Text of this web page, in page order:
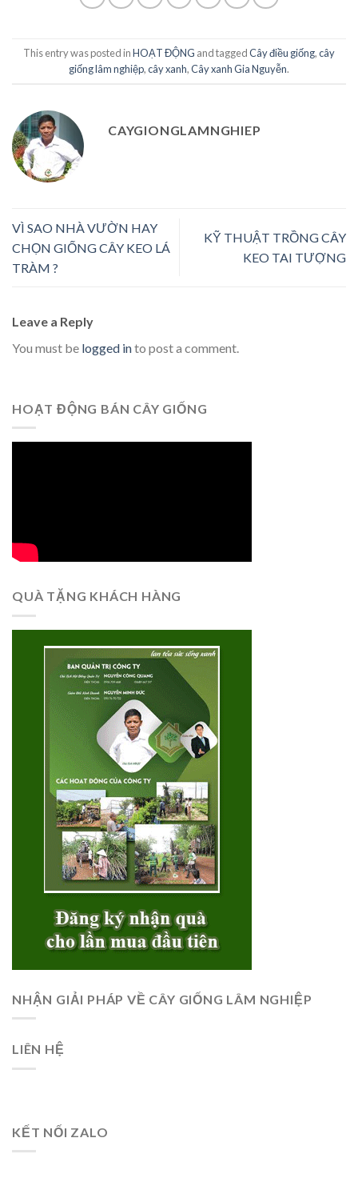
This entry was posted inHOẠT ĐỘNG and taggedCây điều giống,cây
giống lâm nghiệp,cây xanh,Cây xanh Gia Nguyễn.
CAYGIONGLAMNGHIEP
VÌ SAO NHÀ VƯỜN HAY
CHỌN GIỐNG CÂY KEO LÁ
TRÀM ?
KỸ THUẬT TRỒNG CÂY
KEO TAI TƯỢNG
Leave a Reply
You must be logged into post a comment.
HOẠT ĐỘNG BÁN CÂY GIỐNG
QUÀ TẶNG KHÁCH HÀNG
NHẬN GIẢI PHÁP VỀ CÂY GIỐNG LÂM NGHIỆP
LIÊN HỆ
KẾT NỐI ZALO